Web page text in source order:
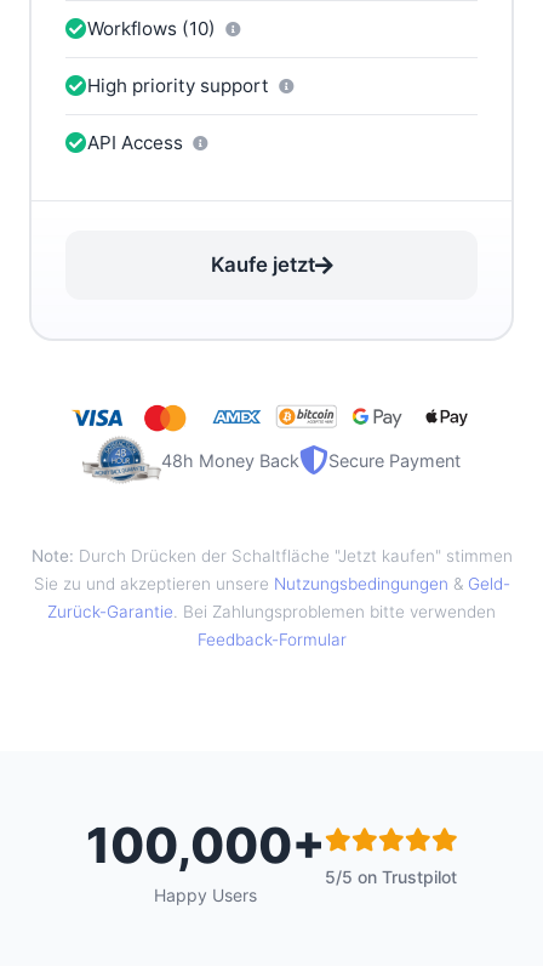
Workflows (10)
High priority support
API Access
Kaufe jetzt
48h Money Back Secure Payment
Note: Durch Drücken der Schaltfläche "Jetzt kaufen" stimmen
Sie zu und akzeptieren unsere Nutzungsbedingungen & Geld-
Zurück-Garantie . Bei Zahlungsproblemen bitte verwenden
Feedback-Formular
100,000+
Happy Users
5/5 on Trustpilot